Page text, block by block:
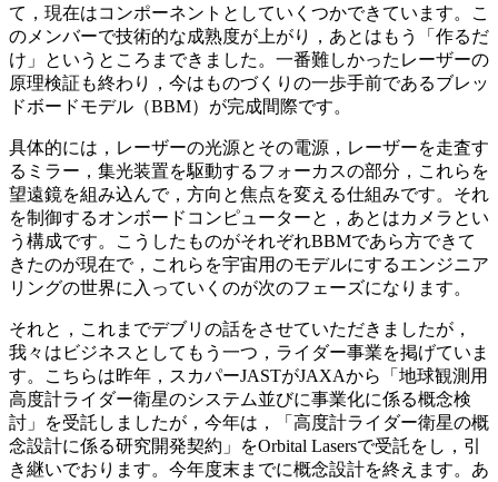
て，現在はコンポーネントとしていくつかできています。こ
のメンバーで技術的な成熟度が上がり，あとはもう「作るだ
け」というところまできました。一番難しかったレーザーの
原理検証も終わり，今はものづくりの一歩手前であるブレッ
ドボードモデル（BBM）が完成間際です。
具体的には，レーザーの光源とその電源，レーザーを走査す
るミラー，集光装置を駆動するフォーカスの部分，これらを
望遠鏡を組み込んで，方向と焦点を変える仕組みです。それ
を制御するオンボードコンピューターと，あとはカメラとい
う構成です。こうしたものがそれぞれBBMであら方できて
きたのが現在で，これらを宇宙用のモデルにするエンジニア
リングの世界に入っていくのが次のフェーズになります。
それと，これまでデブリの話をさせていただきましたが，
我々はビジネスとしてもう一つ，ライダー事業を掲げていま
す。こちらは昨年，スカパーJASTがJAXAから「地球観測用
高度計ライダー衛星のシステム並びに事業化に係る概念検
討」を受託しましたが，今年は，「高度計ライダー衛星の概
念設計に係る研究開発契約」をOrbital Lasersで受託をし，引
き継いでおります。今年度末までに概念設計を終えます。あ